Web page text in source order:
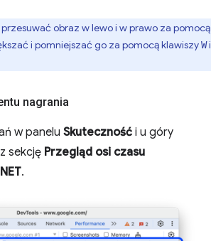
obraz w lewo i w prawo za pomocą
i pomniejszać go za pomocą klawiszyWi
nagrania
w panelu Skuteczność i u góry
sekcję Przegląd osi czasu
NET.